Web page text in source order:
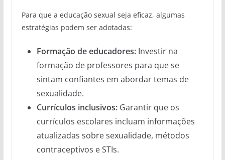
Para que a educação sexual seja eficaz, algumas
estratégias podem ser adotadas:
Formação de educadores:Investir na
formação de professores para que se
sintam confiantes em abordar temas de
sexualidade.
Currículos inclusivos:Garantir que os
currículos escolares incluam informações
atualizadas sobre sexualidade, métodos
contraceptivos e STIs.